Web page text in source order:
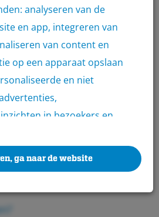
om toe te passen als
boardplaten ben je bij
adres. Via Bouwmatron
hun boardplaten
groothandels.
kun je jouw betonplex
en profiteer je van de beste
én aantrekkelijke prijzen.
abonnement krijg je
op de aanschaf van je
analyseren van de
en app, integreren van
van content en
op een apparaat opslaan
en niet
in bezoekers en
Wij kunnen ook uw geolocatie
indien u hier toestemming
over de cookies die wij
ga naar de website